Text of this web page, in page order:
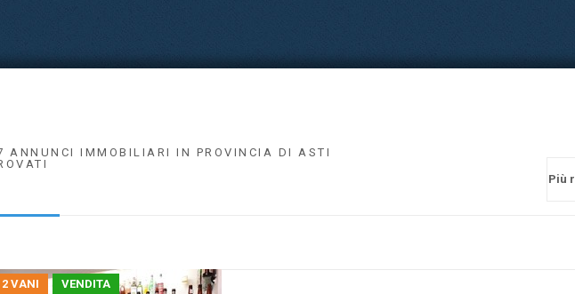
ANNUNCI IMMOBILIARI IN PROVINCIA DI ASTI
2 VANI VENDITA